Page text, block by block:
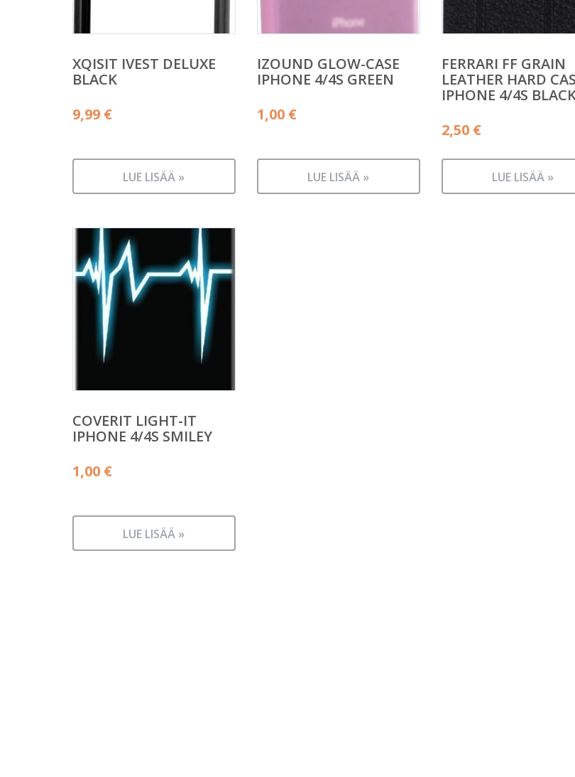
XQISIT IVEST DELUXE
BLACK
9,99 €
LUE LISÄÄ »
IZOUND GLOW-CASE
IPHONE 4/4S GREEN
1,00 €
LUE LISÄÄ »
FERRARI FF GRAIN
LEATHER HARD
IPHONE 4/4S
2,50 €
LUE LISÄÄ »
COVERIT LIGHT-IT
IPHONE 4/4S SMILEY
1,00 €
LUE LISÄÄ »